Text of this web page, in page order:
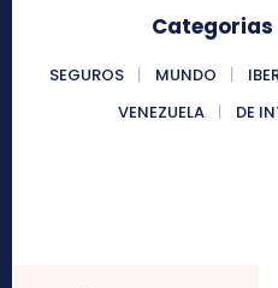
SEGUROS MUNDO
VENEZUELA
DE